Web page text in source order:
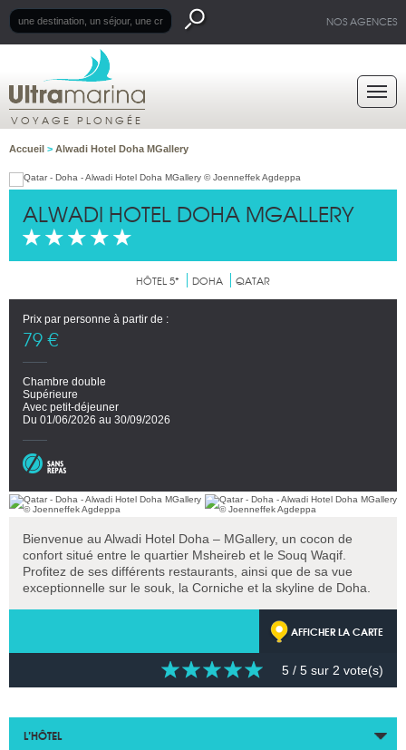
NOS AGENCES
VOYAGE PLONGÉE
Accueil > Alwadi Hotel Doha MGallery
ALWADI HOTEL DOHA MGALLERY
HÔTEL 5* DOHA QATAR
Prix par personne à partir de :
79 €
Chambre double
Supérieure
Avec petit-déjeuner
Du 01/06/2026 au 30/09/2026
Bienvenue au Alwadi Hotel Doha – MGallery, un cocon de
confort situé entre le quartier Msheireb et le Souq Waqif.
Profitez de ses différents restaurants, ainsi que de sa vue
exceptionnelle sur le souk, la Corniche et la skyline de Doha.
AFFICHER LA CARTE
5 / 5 sur 2 vote(s)
L’HÔTEL